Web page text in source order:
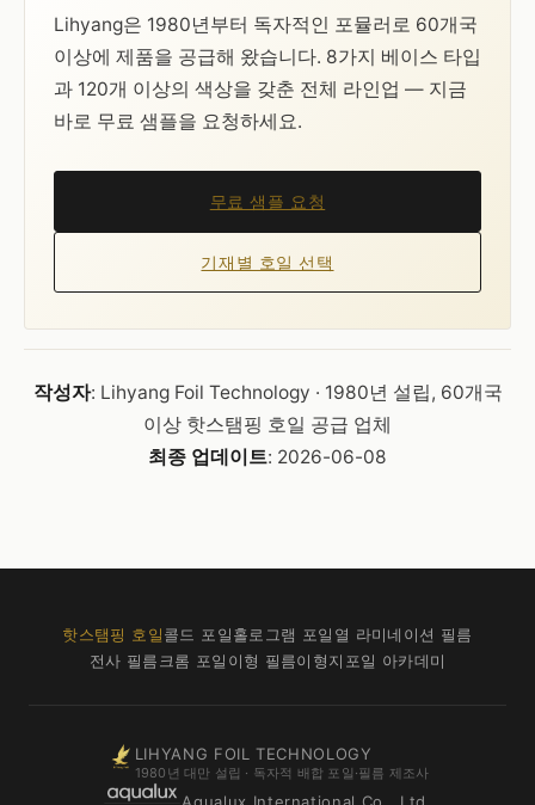
Lihyang은 1980년부터 독자적인 포뮬러로 60개국
이상에 제품을 공급해 왔습니다. 8가지 베이스 타입
과 120개 이상의 색상을 갖춘 전체 라인업 — 지금
바로 무료 샘플을 요청하세요.
무료 샘플 요청
기재별 호일 선택
작성자: Lihyang Foil Technology · 1980년 설립, 60개국
이상 핫스탬핑 호일 공급 업체
최종 업데이트: 2026-06-08
핫스탬핑 호일콜드 포일홀로그램 포일 열 라미네이션 필름
전사 필름 크롬 포일 이형 필름이형지 포일 아카데미
LIHYANG FOIL TECHNOLOGY
1980년 대만 설립 · 독자적 배합 포일·필름 제조사
Aqualux International Co., Ltd.